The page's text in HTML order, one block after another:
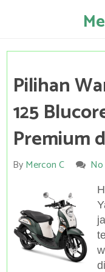
Pilihan
125
Premium
ByMercon C